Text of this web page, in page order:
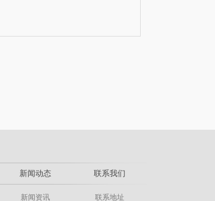
户难以抉择。为此，小编为大家特
新闻动态
新闻资讯
联系我们
联系地址